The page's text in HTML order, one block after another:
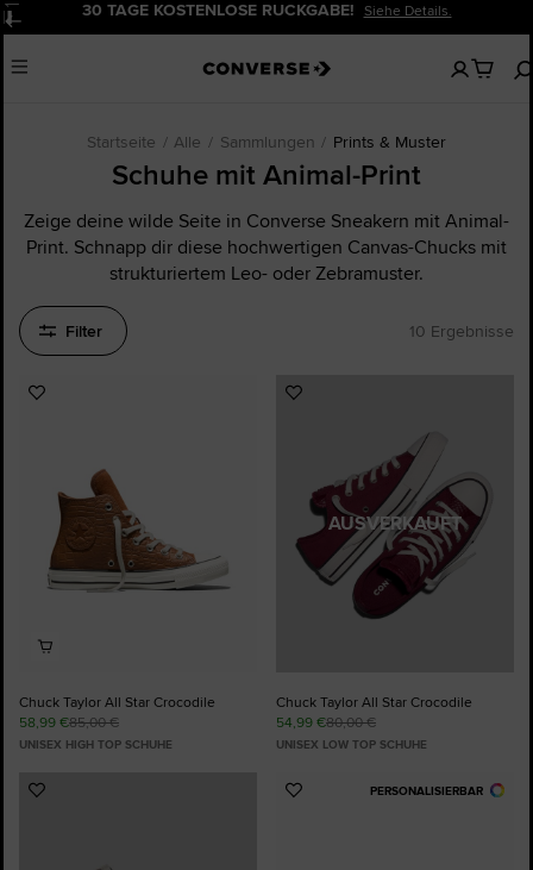
Pause 30 TAGE KOSTENLOSE RÜCKGABE! Siehe Details.
Menu
Keine
artikel
Startseite Alle Sammlungen Prints & Muster
Schuhe mit Animal-Print
Zeige deine wilde Seite in Converse Sneakern mit Animal-
Print. Schnapp dir diese hochwertigen Canvas-Chucks mit
strukturiertem Leo- oder Zebramuster.
Filter 10 Ergebnisse
Zu
Chuck Taylor All Star Crocodile
58,99 €85,00 €
UNISEX HIGH TOP SCHUHE
AUSVERKAUFT
Zu
Chuck Taylor All Star Crocodile
54,99 €80,00 €
UNISEX LOW TOP SCHUHE
Zu
PERSONALISIERBAR
Zu